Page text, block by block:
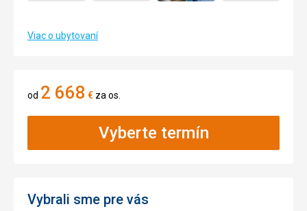
Viac o ubytovaní
od 2 668 € za os.
Vyberte termín
Vybrali sme pre vás